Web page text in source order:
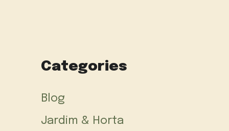
Categories
Blog
Jardim & Horta